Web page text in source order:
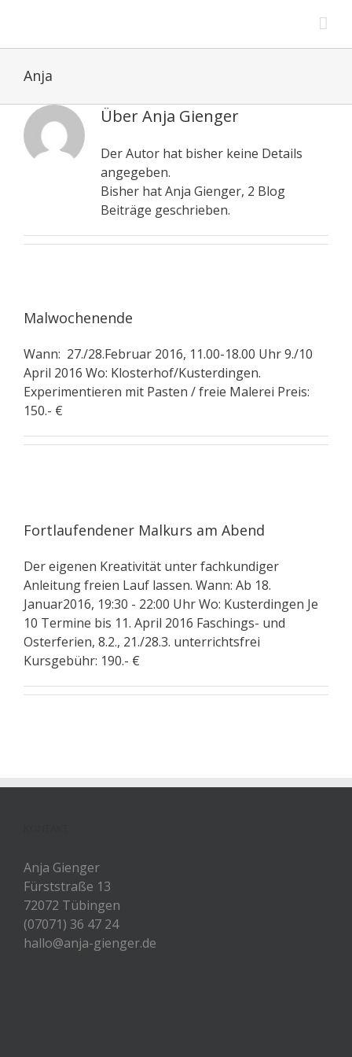
springen
Anja
Über Anja Gienger
Der Autor hat bisher keine Details
angegeben.
Bisher hat Anja Gienger, 2 Blog
Beiträge geschrieben.
Malwochenende
Wann: 27./28.Februar 2016, 11.00-18.00 Uhr 9./10
April 2016 Wo: Klosterhof/Kusterdingen.
Experimentieren mit Pasten / freie Malerei Preis:
150.- €
Fortlaufendener Malkurs am Abend
Der eigenen Kreativität unter fachkundiger
Anleitung freien Lauf lassen. Wann: Ab 18.
Januar2016, 19:30 - 22:00 Uhr Wo: Kusterdingen Je
10 Termine bis 11. April 2016 Faschings- und
Osterferien, 8.2., 21./28.3. unterrichtsfrei
Kursgebühr: 190.- €
Anja Gienger
Fürststraße 13
72072 Tübingen
(07071) 36 47 24
hallo@anja-gienger.de